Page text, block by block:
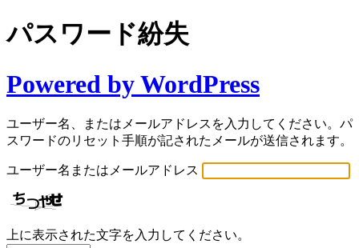
パスワード紛失
Powered by WordPress
ユーザー名、またはメールアドレスを入力してください。パ
スワードのリセット手順が記されたメールが送信されます。
ユーザー名またはメールアドレス
上に表示された文字を入力してください。